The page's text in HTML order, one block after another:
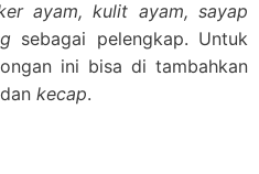
ayam, kulit ayam, sayap
sebagai pelengkap. Untuk
ini bisa di tambahkan
dan kecap.